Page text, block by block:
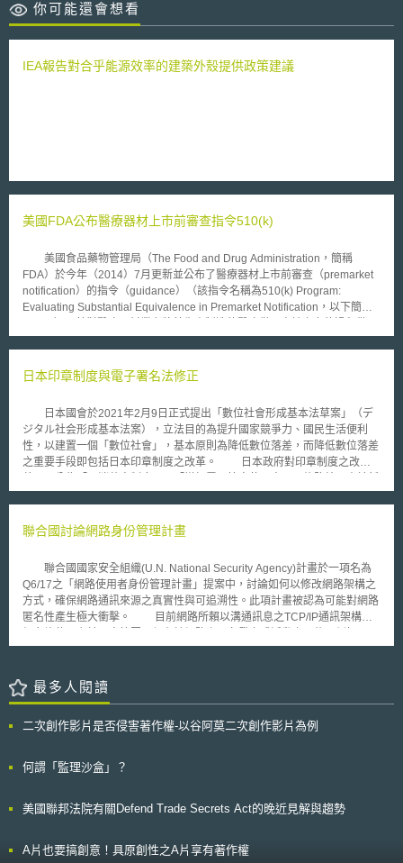
你可能還會想看
IEA報告對合乎能源效率的建築外殼提供政策建議
美國FDA公布醫療器材上市前審查指令510(k)
美國食品藥物管理局（The Food and Drug Administration，簡稱
FDA）於今年（2014）7月更新並公布了醫療器材上市前審查（premarket
notification）的指令（guidance）（該指令名稱為510(k) Program:
Evaluating Substantial Equivalence in Premarket Notification，以下簡稱
新的調整及規範。此指令主要是讓業界及FDA人員了解FDA在評估醫療器材
審查標準來當作標準並訂定510(k)修正，以提高510(k)評估的可預測性、一
強制規範，但可供醫材藥廠清楚FDA所重視的審查程序及內容。 510(k)
審查的內容主要規範於美國藥物食品化妝品管理法第513(i)條，其重點規範
包括定義FDA評估實質上相同的標準：實質上相同指新醫材在技術上特點
（technological characteristics）與比對性醫材相同；若該新醫材的技術特
點在材料設計等和比對性醫材不盡相同，其需證明該儀器的資訊包括臨床試
FDA在進行510(k)審查過程中，主要的評估內容： 1.說明欲申請上市新醫材
申請510(k)的製造商需比較新醫材及已上市的醫材在功能上的異同。 3.決定
日本印章制度與電子署名法修正
日本國會於2021年2月9日正式提出「數位社會形成基本法草案」（デ
ジタル社会形成基本法案），立法目的為提升國家競爭力、國民生活便利
性，以建置一個「數位社會」，基本原則為降低數位落差，而降低數位落差
之重要手段即包括日本印章制度之改革。 日本政府對印章制度之改
冠疫情（COVID-19）影響全球工作型態，日本政府為推動電子化服務，考
政改革大臣河野太郎在2020年11月13日內閣會議後之記者會上即表示，約
社會形成基本法草案」亦預告將修改48部要求使用印章之法律，本草案及相
關修法將於2021年9月正式通過施行。 電子簽章使用方面，日本在野黨
聯盟於2020年6月提出「電子署名及認證業務法一部修正草案」（電子署名
及び認証業務に関する法律の一部を改正する法律案）。依照現行規定，電
子簽章須本人以一定方式簽署始可推定為真正，推定真正之條件過度嚴苛，
發展值得關注。
聯合國討論網路身份管理計畫
聯合國國家安全組織(U.N. National Security Agency)計畫於一項名為
Q6/17之「網路使用者身份管理計畫」提案中，討論如何以修改網路架構之
方式，確保網路通訊來源之真實性與可追溯性。此項計畫被認為可能對網路
匿名性產生極大衝擊。 目前網路所賴以溝通訊息之TCP/IP通訊架構，
線上匿名軟體(Tor: anonymity online)之運作即是。然而，此種匿名式的運
(spoofed source IP addresses)，發動分散式阻斷服務(DDoS)攻擊。
有鑑於此，Q6/17提案乃嘗試藉由網路連線技術架構的調整，確保未來任何
法被批評為將摧毀網路匿名特性，並對個人隱私造成侵害，或成為各國政府
的肯認，例如1995年美國最高法院於McIntyre v. Ohio Elections
on the Internet)」。故Q6/17嘗試消弭發表網路匿名言論之技術突破，是否
最多人閱讀
二次創作影片是否侵害著作權-以谷阿莫二次創作影片為例
何謂「監理沙盒」？
美國聯邦法院有關Defend Trade Secrets Act的晚近見解與趨勢
A片也要搞創意！具原創性之A片享有著作權